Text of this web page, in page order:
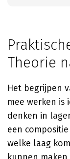
Theorie
Het begrijpen
mee werken is
denken in
een
welke laag